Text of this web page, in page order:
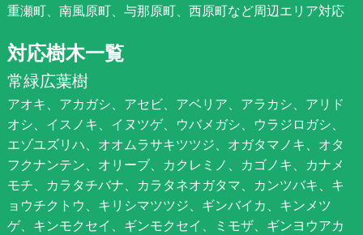
重瀬町、南風原町、与那原町、西原町など周辺エリア対応
対応樹木一覧
常緑広葉樹
アオキ、アカガシ、アセビ、アベリア、アラカシ、アリド
オシ、イスノキ、イヌツゲ、ウバメガシ、ウラジロガシ、
エゾユズリハ、オオムラサキツツジ、オガタマノキ、オタ
フクナンテン、オリーブ、カクレミノ、カゴノキ、カナメ
モチ、カラタチバナ、カラタネオガタマ、カンツバキ、キ
ョウチクトウ、キリシマツツジ、ギンバイカ、キンメツ
ゲ、キンモクセイ、ギンモクセイ、ミモザ、ギンヨウアカ